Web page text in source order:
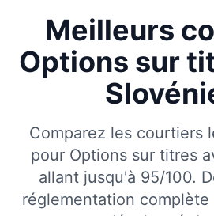
Meilleurs
Options sur
Comparez les courtiers
pour Options sur titres
allant jusqu'à 95/100.
réglementation complète